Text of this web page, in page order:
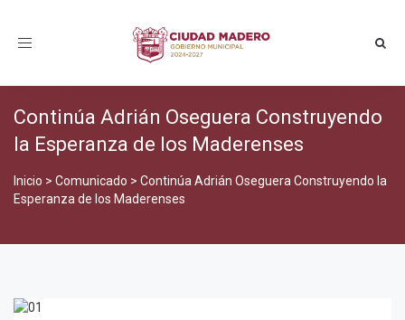
Toggle
Continúa Adrián Oseguera Construyendo
la Esperanza de los Maderenses
Inicio > Comunicado > Continúa Adrián Oseguera Construyendo la
Esperanza de los Maderenses